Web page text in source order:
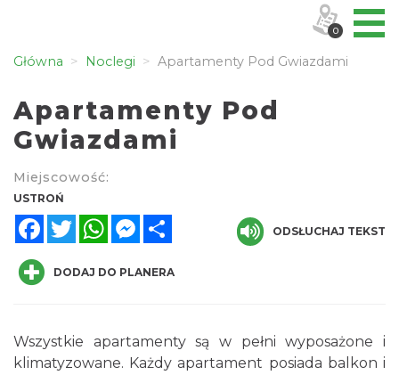
Główna Noclegi Apartamenty Pod Gwiazdami
Apartamenty Pod
Gwiazdami
Miejscowość:
USTROŃ
FacebookTwitterWhatsAppMessenger
ODSŁUCHAJ TEKST
DODAJ DO PLANERA
Wszystkie apartamenty są w pełni wyposażone i
klimatyzowane. Każdy apartament posiada balkon i
0